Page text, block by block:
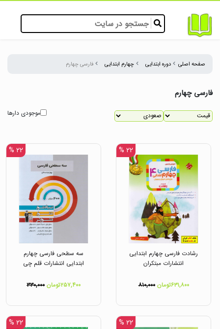
صفحه اصلی دوره ابتدایی چهارم ابتدایی فارسی چهارم
فارسی چهارم
موجودی دارها
۲۲ %
رشادت فارسی چهارم ابتدایی
انتشارات مبتکران
۶۳۱,۸۰۰تومان ۸۱۰,۰۰۰
۲۲ %
سه سطحی فارسی چهارم
ابتدایی انتشارات قلم چی
۲۵۷,۴۰۰تومان ۳۳۰,۰۰۰
۲۲ % ۲۲ %